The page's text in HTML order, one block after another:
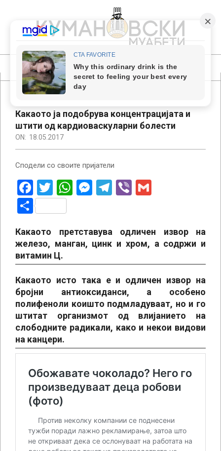
content
КУМАНОВСКИ
МУАБЕТИ
Primary
Navigation
Какаото ја подобрува концентрацијата и
штити од кардиоваскуларни болести
ON: 18.05.2017
Сподели со своите пријатели
Facebook
Twitter
WhatsApp
Messenger
Telegram
Viber
Share
Какаото претставува одличен извор на
железо, манган, цинк и хром, а содржи и
витамин Ц.
Какаото исто така е и одличен извор на
бројни антиоксиданси, а особено
полифеноли коишто подмладуваат, но и го
штитат организмот од влијанието на
слободните радикали, како и некои видови
на канцери.